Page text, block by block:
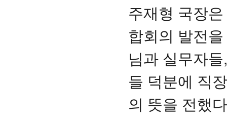
주재형 국장
합회의 발전
님과 실무자
들 덕분에 직
의 뜻을 전했